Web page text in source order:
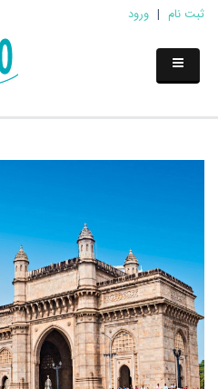
ثبت نام | ورود